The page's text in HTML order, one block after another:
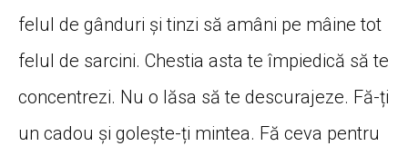
felul de gânduri și tinzi să amâni pe mâine tot
felul de sarcini. Chestia asta te împiedică să te
concentrezi. Nu o lăsa să te descurajeze. Fă-ți
un cadou și golește-ți mintea. Fă ceva pentru